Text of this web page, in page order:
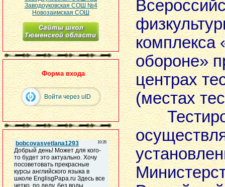
Заводоуковская СОШ №4
Новозаимская СОШ
Форма входа
Войти через uID
комплекса
обороне»
центрах
(местах